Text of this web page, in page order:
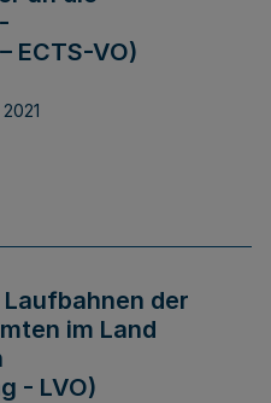
ECTS-VO)
der
im Land
- LVO)